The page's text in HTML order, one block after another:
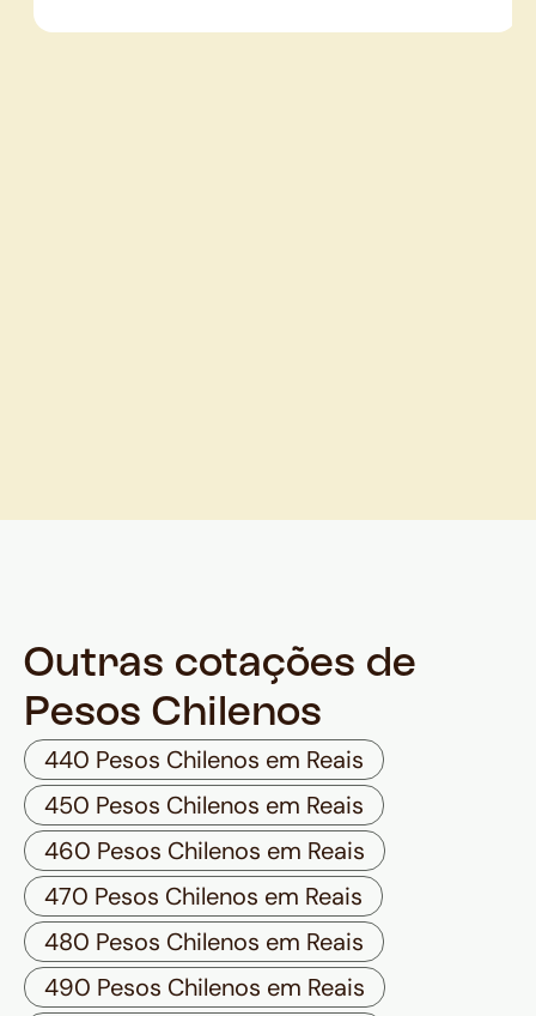
Outras cotações de
Pesos Chilenos
440 Pesos Chilenos em Reais
450 Pesos Chilenos em Reais
460 Pesos Chilenos em Reais
470 Pesos Chilenos em Reais
480 Pesos Chilenos em Reais
490 Pesos Chilenos em Reais